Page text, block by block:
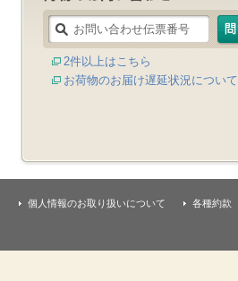
2件以上はこちら
お荷物のお届け遅延状況について
個人情報のお取り扱いについて 各種約款